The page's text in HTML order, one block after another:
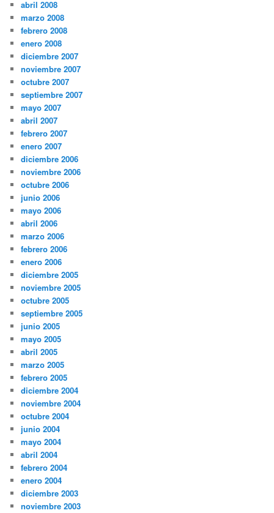
abril 2008
marzo 2008
febrero 2008
enero 2008
diciembre 2007
noviembre 2007
octubre 2007
septiembre 2007
mayo 2007
abril 2007
febrero 2007
enero 2007
diciembre 2006
noviembre 2006
octubre 2006
junio 2006
mayo 2006
abril 2006
marzo 2006
febrero 2006
enero 2006
diciembre 2005
noviembre 2005
octubre 2005
septiembre 2005
junio 2005
mayo 2005
abril 2005
marzo 2005
febrero 2005
diciembre 2004
noviembre 2004
octubre 2004
junio 2004
mayo 2004
abril 2004
febrero 2004
enero 2004
diciembre 2003
noviembre 2003